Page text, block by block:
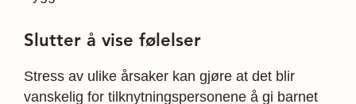
Slutter å vise følelser
Stress av ulike årsaker kan gjøre at det blir
vanskelig for tilknytningspersonene å gi barnet